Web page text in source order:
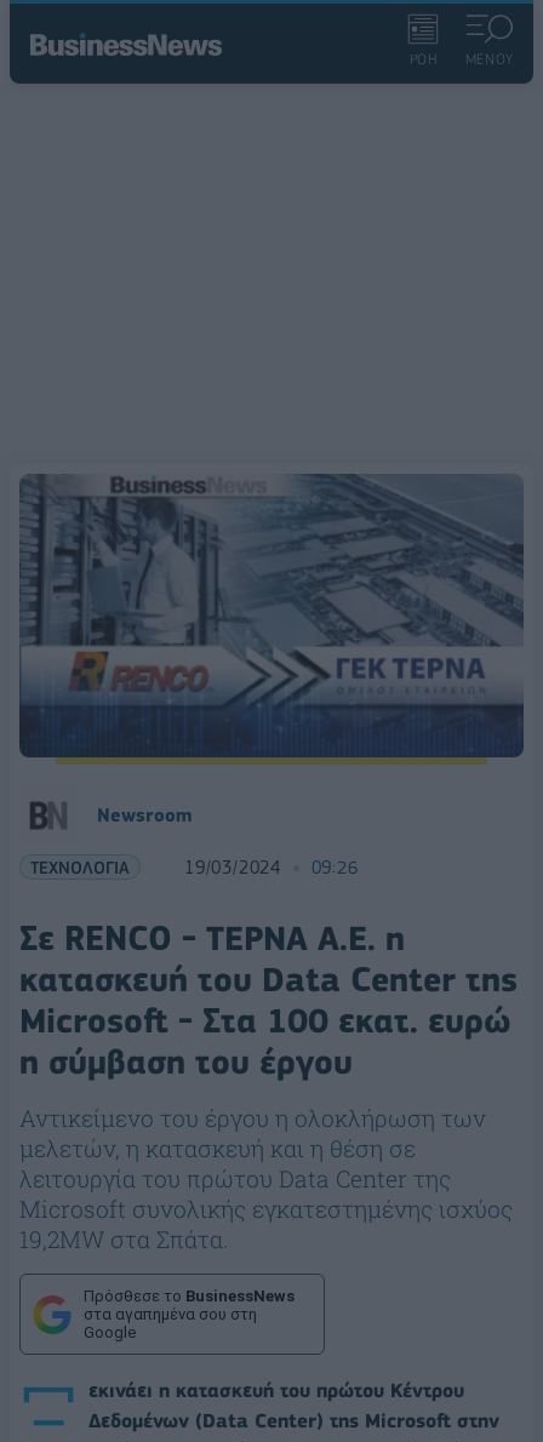
ΡΟΗ ΜΕΝΟΥ
Newsroom
ΤΕΧΝΟΛΟΓΙΑ 19/03/2024 09:26
Σε RENCO - ΤΕΡΝΑ Α.Ε. η
κατασκευή του Data Center της
Microsoft - Στα 100 εκατ. ευρώ
η σύμβαση του έργου
Αντικείμενο του έργου η ολοκλήρωση των
μελετών, η κατασκευή και η θέση σε
λειτουργία του πρώτου Data Center της
Microsoft συνολικής εγκατεστημένης ισχύος
19,2MW στα Σπάτα.
Πρόσθεσε το BusinessNews
στα αγαπημένα σου στη
Google
εκινάει η κατασκευή του πρώτου Κέντρου
Δεδομένων (Data Center) της Microsoft στην